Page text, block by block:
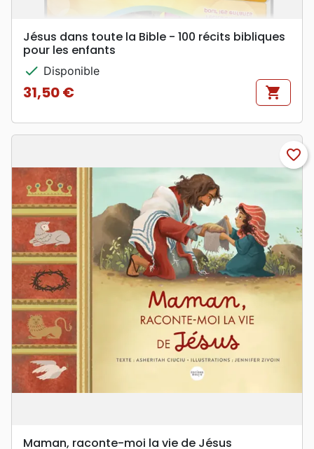
Jésus dans toute la Bible - 100 récits bibliques
pour les enfants
check Disponible
Prix
31,50 € shopping_cart
favorite_border
Maman, raconte-moi la vie de Jésus